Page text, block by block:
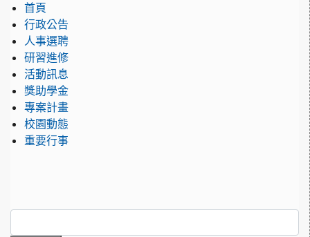
首頁
行政公告
人事選聘
研習進修
活動訊息
獎助學金
專案計畫
校園動態
重要行事